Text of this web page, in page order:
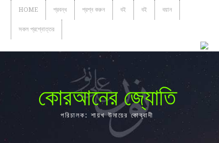
HOME প্রবন্ধ প্রশ্ন করুন বই বই বয়ান
সকল প্রশ্নোত্তর
কোরআনের জ্যোতি
পরিচালক: শায়খ উমায়ের কোব্বাদী